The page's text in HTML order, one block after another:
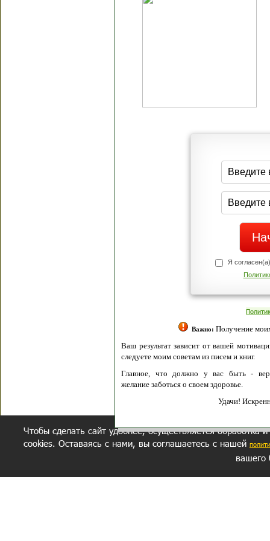
Я
Важно: Получение
Ваш результат зависит от вашей
следуете моим советам из писем и книг.
Главное, что должно у вас быть -
желание заботься о своем здоровье.
Удачи!
Чтобы сделать сайт удобнее, осуществляется обработка
cookies. Оставаясь с нами, вы соглашаетесь с нашей
вашего